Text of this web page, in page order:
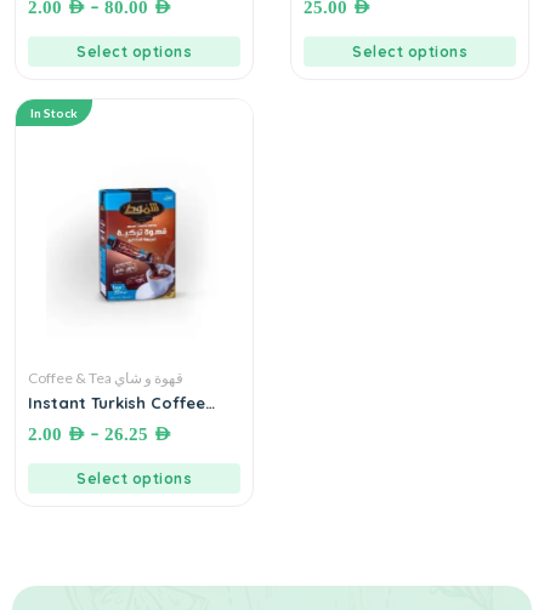
Cardamom and Saffron) -
MOHAMAD AL SAMMAN
COFFEE (قهوة خليجية السمان
(قهوة محمصة مطحونة بالهيل و
2.00 AED – 80.00 AED
Select options
25.00 AED
Select options
In Stock
Coffee & Tea قهوة و شاي
Instant Turkish Coffee
(SHAMOUT) قهوة تركية سريعة
التحضير بدون غلي
2.00 AED – 26.25 AED
Select options